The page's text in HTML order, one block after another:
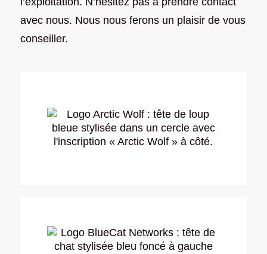
avec nous. Nous nous ferons un plaisir de vous
conseiller.